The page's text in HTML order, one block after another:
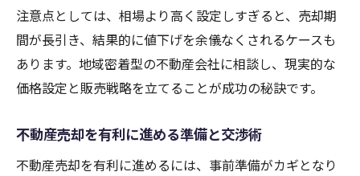
注意点としては、相場より高く設定しすぎると、売却期
間が長引き、結果的に値下げを余儀なくされるケースも
あります。地域密着型の不動産会社に相談し、現実的な
価格設定と販売戦略を立てることが成功の秘訣です。
不動産売却を有利に進める準備と交渉術
不動産売却を有利に進めるには、事前準備がカギとなり